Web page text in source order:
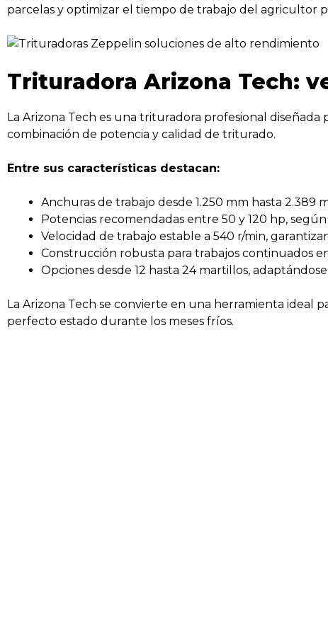
parcelas y optimizar el tiempo de trabajo del agricultor
Trituradora Arizona Tech:
La Arizona Tech es una trituradora profesional
combinación de potencia y calidad de triturado.
Entre sus características destacan:
Anchuras de trabajo desde 1.250 mm hasta 2.389
Potencias recomendadas entre 50 y 120 hp,
Velocidad de trabajo estable a 540 r/min,
Construcción robusta para trabajos continuados
Opciones desde 12 hasta 24 martillos,
La Arizona Tech se convierte en una herramienta ideal
perfecto estado durante los meses fríos.